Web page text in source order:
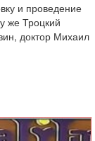
и проведение
же Троцкий
доктор Михаил